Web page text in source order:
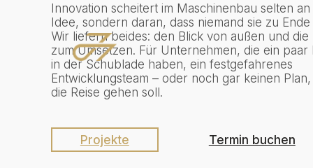
Innovation scheitert im Maschinenbau selten
Idee, sondern daran, dass niemand sie zu
Wir liefern beides: den Blick von außen und die
zum Umsetzen. Für Unternehmen, die ein paar
in der Schublade haben, ein festgefahrenes
Entwicklungsteam – oder noch gar keinen
die Reise gehen soll.
Projekte Termin buchen